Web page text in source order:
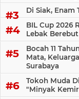
Di Siak, Enam
BIL Cup 2026
Lebak
Bocah 11
Mata,
Surabaya
Tokoh Muda
"Minyak